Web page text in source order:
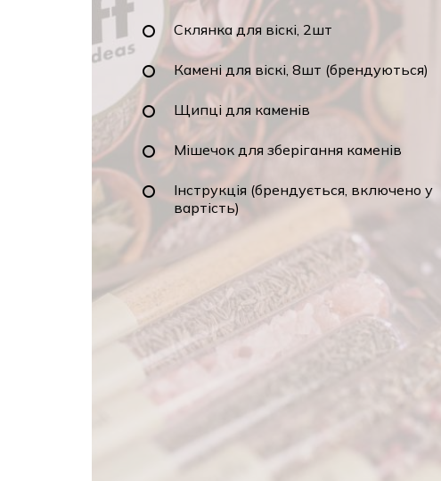
Склянка для віскі, 2шт
Камені для віскі, 8шт (брендуються)
Щипці для каменів
Мішечок для зберігання каменів
Інструкція (брендується, включено у
вартість)